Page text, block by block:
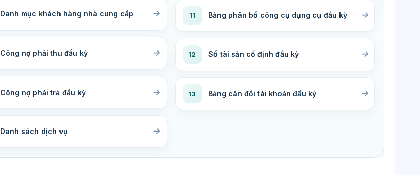
Danh mục khách hàng nhà cung cấp
Công nợ phải thu đầu kỳ
Công nợ phải trả đầu kỳ
Danh sách dịch vụ
11 Bảng phân bổ công cụ dụng cụ đầu kỳ
12 Sổ tài sản cố định đầu kỳ
13 Bảng cân đối tài khoản đầu kỳ